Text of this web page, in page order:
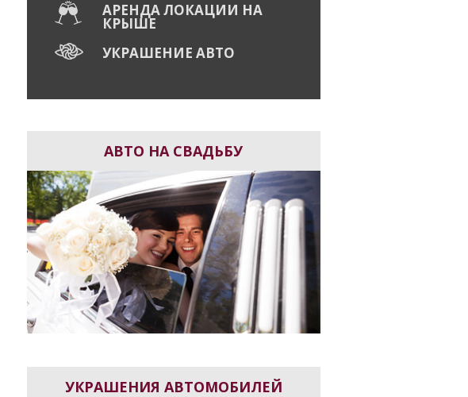
АРЕНДА ЛОКАЦИИ НА
КРЫШЕ
УКРАШЕНИЕ АВТО
АВТО НА СВАДЬБУ
УКРАШЕНИЯ АВТОМОБИЛЕЙ